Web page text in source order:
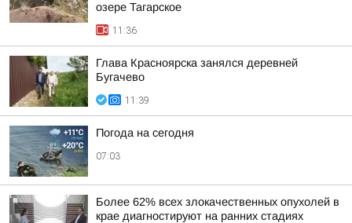
озере Тагарское
11:36
Глава Красноярска занялся деревней
Бугачево
11:39
Погода на сегодня
07:03
Более 62% всех злокачественных опухолей в
крае диагностируют на ранних стадиях